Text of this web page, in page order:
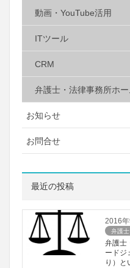
動画・YouTube活用
ITツール
CRM
弁護士・法律事務所ホ
お知らせ
お問合せ
最近の投稿
2016
弁護
弁護士
ードジ
り）と